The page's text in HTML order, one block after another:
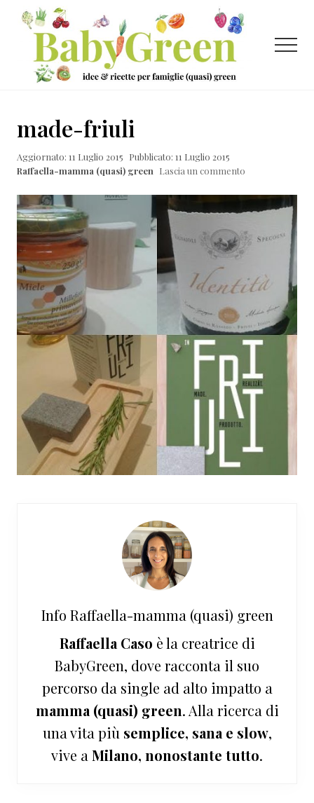
Menu
Passa
contenuto
principale
Passa
laterale
primaria
Passa
ricette
per
(quasi)
green
Menu
made-friuli
Aggiornato: 11 Luglio 2015 Pubblicato: 11 Luglio 2015
Raffaella-mamma (quasi) green Lascia un commento
Info Raffaella-mamma (quasi) green
Raffaella Caso è la creatrice di
BabyGreen, dove racconta il suo
percorso da single ad alto impatto a
mamma (quasi) green. Alla ricerca di
una vita più semplice, sana e slow,
vive a Milano, nonostante tutto.